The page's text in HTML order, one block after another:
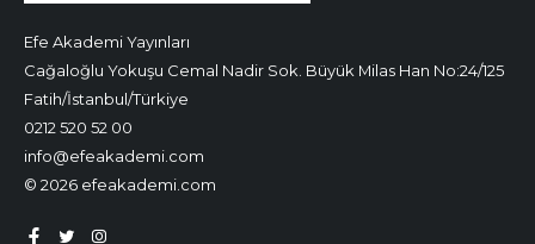
Efe Akademi Yayınları
Cağaloğlu Yokuşu Cemal Nadir Sok. Büyük Milas Han No:24/125
Fatih/İstanbul/Türkiye
0212 520 52 00
info@efeakademi.com
© 2026 efeakademi.com